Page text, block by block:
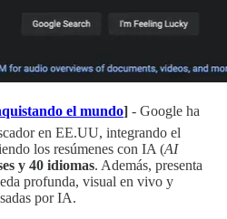
el mundo] - Google ha
en EE.UU, integrando el
los resúmenes con IA (AI
y 40 idiomas. Además, presenta
profunda, visual en vivo y
por IA.